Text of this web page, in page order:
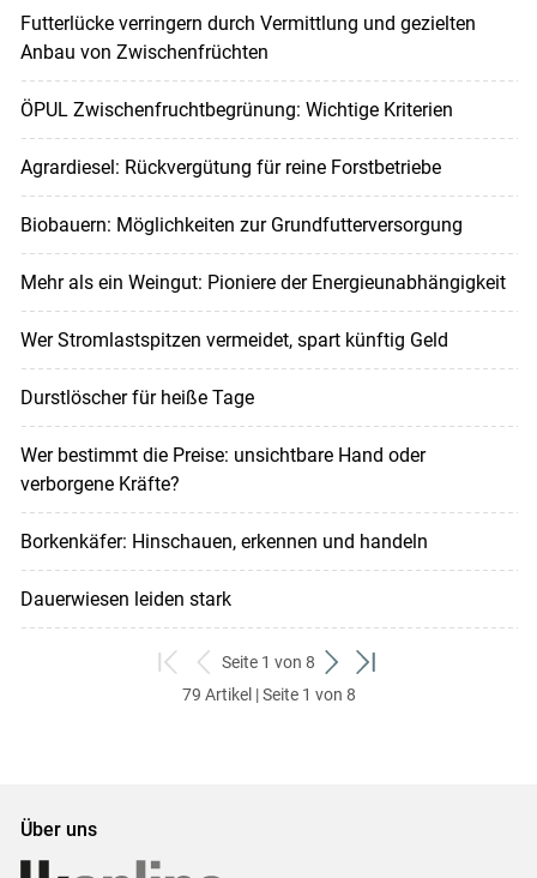
Futterlücke verringern durch Vermittlung und gezielten
Anbau von Zwischenfrüchten
ÖPUL Zwischenfruchtbegrünung: Wichtige Kriterien
Agrardiesel: Rückvergütung für reine Forstbetriebe
Biobauern: Möglichkeiten zur Grundfutterversorgung
Mehr als ein Weingut: Pioniere der Energieunabhängigkeit
Wer Stromlastspitzen vermeidet, spart künftig Geld
Durstlöscher für heiße Tage
Wer bestimmt die Preise: unsichtbare Hand oder
verborgene Kräfte?
Borkenkäfer: Hinschauen, erkennen und handeln
Dauerwiesen leiden stark
zum
ersten
zurück
zum
Seite 1 von 8
weiter
zum
zum
79 Artikel | Seite 1 von 8
Über uns